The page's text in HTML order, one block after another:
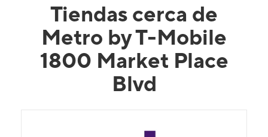
Tiendas cerca de
Metro by T-Mobile
1800 Market Place
Blvd